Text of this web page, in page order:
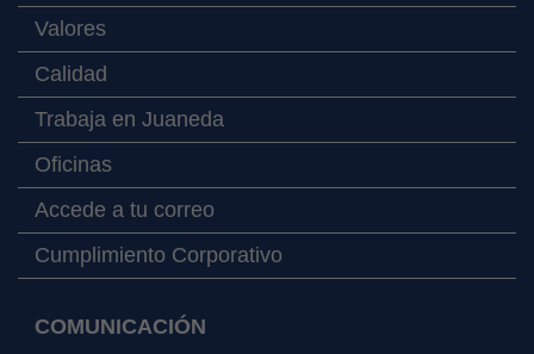
Valores
Calidad
Trabaja en Juaneda
Oficinas
Accede a tu correo
Cumplimiento Corporativo
COMUNICACIÓN